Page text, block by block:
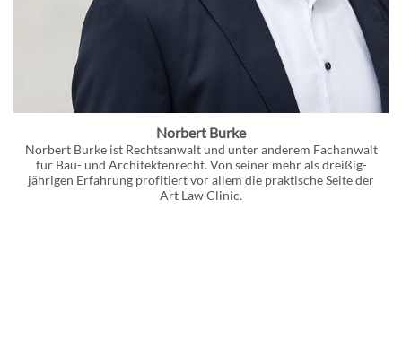
Norbert Burke
Norbert Burke ist Rechtsanwalt und unter anderem Fachanwalt
für Bau- und Architektenrecht. Von seiner mehr als dreißig-
jährigen Erfahrung profitiert vor allem die praktische Seite der
Art Law Clinic.